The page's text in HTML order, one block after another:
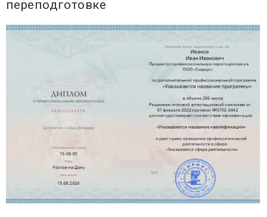
переподготовке